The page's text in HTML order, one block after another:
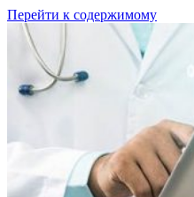
Перейти к содержимому